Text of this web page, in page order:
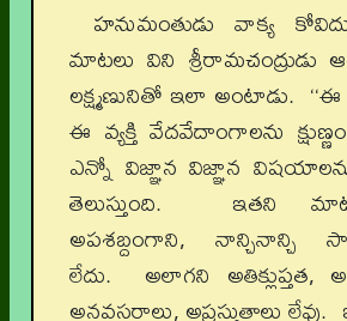
హనుమంతుడు వాక్య
మాటలు విని శ్రీరామచంద్రుడు
లక్ష్మణునితో ఇలా అంటాడు.
ఈ వ్యక్తి వేదవేదాంగాలను
ఎన్నో విజ్ఞాన విజ్ఞాన
తెలుస్తుంది. ఇతని
అపశబ్దంగాని, నాన్చినాన్చి
లేదు. అలాగని అతిక్లుప్తత,
అనవసరాలు, అప్రస్తుతాలు